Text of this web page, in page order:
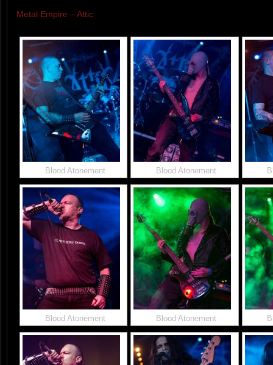
Metal Empire – Attic
Blood Atonement Blood Atonement
Blood Atonement Blood Atonement